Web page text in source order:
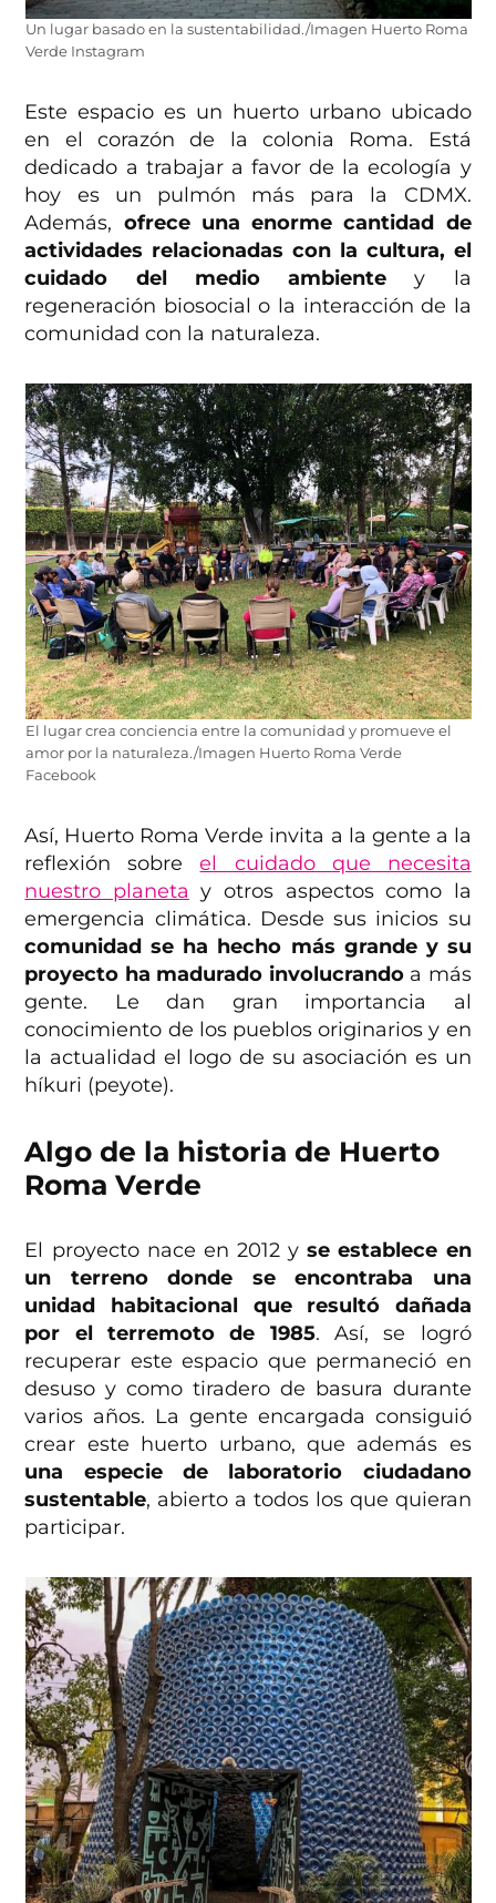
Un lugar basado en la sustentabilidad./Imagen Huerto Roma
Verde Instagram
Este espacio es un huerto urbano ubicado
en el corazón de la colonia Roma. Está
dedicado a trabajar a favor de la ecología y
hoy es un pulmón más para la CDMX.
Además, ofrece una enorme cantidad de
actividades relacionadas con la cultura, el
cuidado del medio ambiente y la
regeneración biosocial o la interacción de la
comunidad con la naturaleza.
El lugar crea conciencia entre la comunidad y promueve el
amor por la naturaleza./Imagen Huerto Roma Verde
Facebook
Así, Huerto Roma Verde invita a la gente a la
reflexión sobreel cuidado que necesita
nuestro planeta y otros aspectos como la
emergencia climática. Desde sus inicios su
comunidad se ha hecho más grande y su
proyecto ha madurado involucrandoa más
gente. Le dan gran importancia al
conocimiento de los pueblos originarios y en
la actualidad el logo de su asociación es un
híkuri (peyote).
Algo de la historia de Huerto
Roma Verde
El proyecto nace en 2012 yse establece en
un terreno donde se encontraba una
unidad habitacional que resultó dañada
por el terremoto de 1985. Así, se logró
recuperar este espacio que permaneció en
desuso y como tiradero de basura durante
varios años. La gente encargada consiguió
crear este huerto urbano, que además es
una especie de laboratorio ciudadano
sustentable, abierto a todos los que quieran
participar.